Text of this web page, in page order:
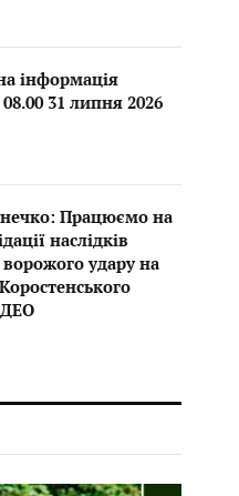
інформація
31 липня 2026
Працюємо на
наслідків
ворожого удару на